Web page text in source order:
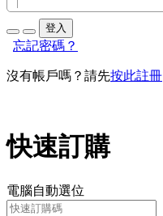
登入
忘記密碼？
沒有帳戶嗎？請先按此註冊
快速訂購
電腦自動選位